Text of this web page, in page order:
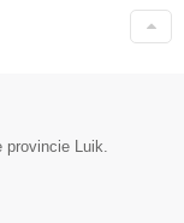
Luik.